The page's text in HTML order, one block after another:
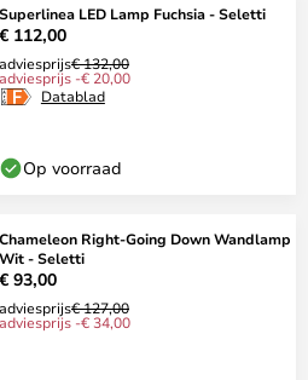
Superlinea LED Lamp Fuchsia - Seletti
€ 112,00
adviesprijs€ 132,00
adviesprijs -€ 20,00
Datablad
Op voorraad
Chameleon Right-Going Down Wandlamp
Wit - Seletti
€ 93,00
adviesprijs€ 127,00
adviesprijs -€ 34,00